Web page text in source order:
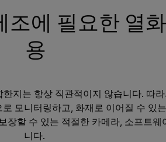
조에 필요한 열
용
지는 항상 직관적이지 않습니다. 따
모니터링하고, 화재로 이어질 수 있
장할 수 있는 적절한 카메라, 소프트웨
니다.